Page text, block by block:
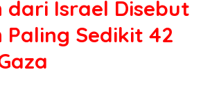
dari Israel Disebut
Paling Sedikit 42